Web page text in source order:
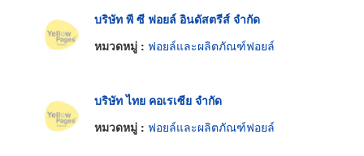
บริษัท พี ซี ฟอยล์ อินดัสตรีส์ จำกัด
หมวดหมู่ : ฟอยล์และผลิตภัณฑ์ฟอยล์
บริษัท ไทย คอเรเซีย จำกัด
หมวดหมู่ : ฟอยล์และผลิตภัณฑ์ฟอยล์